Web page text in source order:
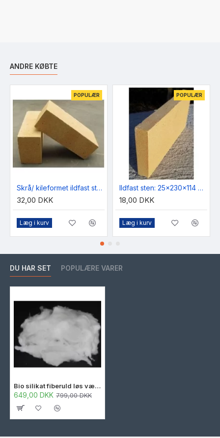
ANDRE KØBTE
POPULÆR
Skrå/ kileformet ildfast sten: 65/75x230x114 mm
32,00 DKK
Læg i kurv
POPULÆR
Ildfast sten: 25x230x114 mm.
18,00 DKK
Læg i kurv
DU HAR SET POPULÆRE VARER
Bio silikat fiberuld løs vægt 1260 C, 20 kg.
649,00 DKK 799,00 DKK